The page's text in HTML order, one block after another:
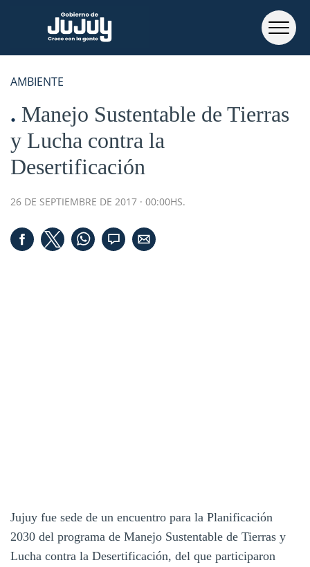
AMBIENTE
Manejo Sustentable de Tierras
y Lucha contra la
Desertificación
26 DE SEPTIEMBRE DE 2017 · 00:00HS.
Jujuy fue sede de un encuentro para la Planificación
2030 del programa de Manejo Sustentable de Tierras y
Lucha contra la Desertificación, del que participaron